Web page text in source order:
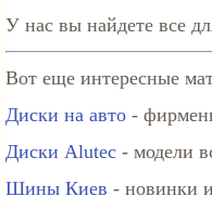
У нас вы найдете все
Вот еще интересные
Диски на авто -
Диски Alutec - модели
Шины Киев - новинки